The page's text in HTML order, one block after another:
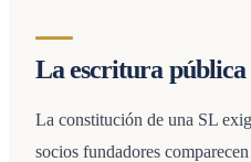
La escritura pública
La constitución de una SL
socios fundadores